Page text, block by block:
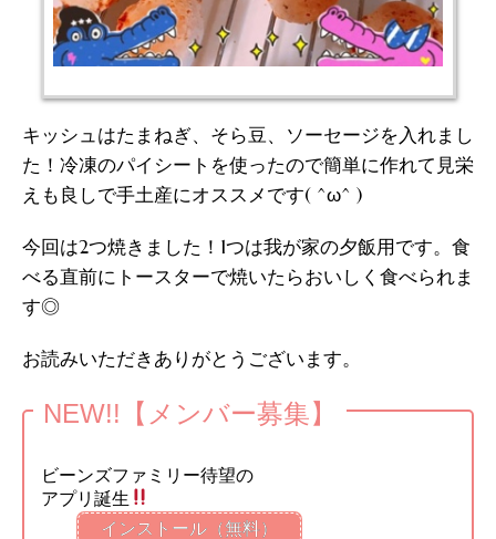
キッシュはたまねぎ、そら豆、ソーセージを入れまし
た！冷凍のパイシートを使ったので簡単に作れて見栄
えも良しで手土産にオススメです( ^ω^ )
今回は2つ焼きました！1つは我が家の夕飯用です。食
べる直前にトースターで焼いたらおいしく食べられま
す◎
お読みいただきありがとうございます。
NEW!!【メンバー募集】
ビーンズファミリー待望の
アプリ誕生
インストール（無料）